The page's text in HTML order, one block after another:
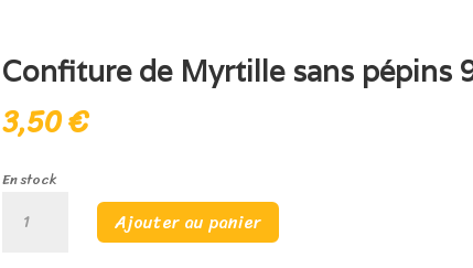
Confiture de Myrtille sans pépins
3,50€
En stock
Ajouter au panier